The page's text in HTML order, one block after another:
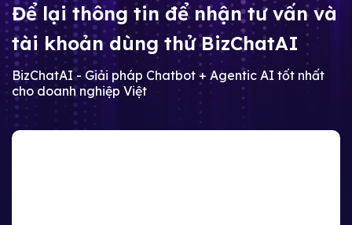
Để lại thông tin để nhận tư vấn và
tài khoản dùng thử BizChatAI
BizChatAI - Giải pháp Chatbot + Agentic AI tốt nhất
cho doanh nghiệp Việt